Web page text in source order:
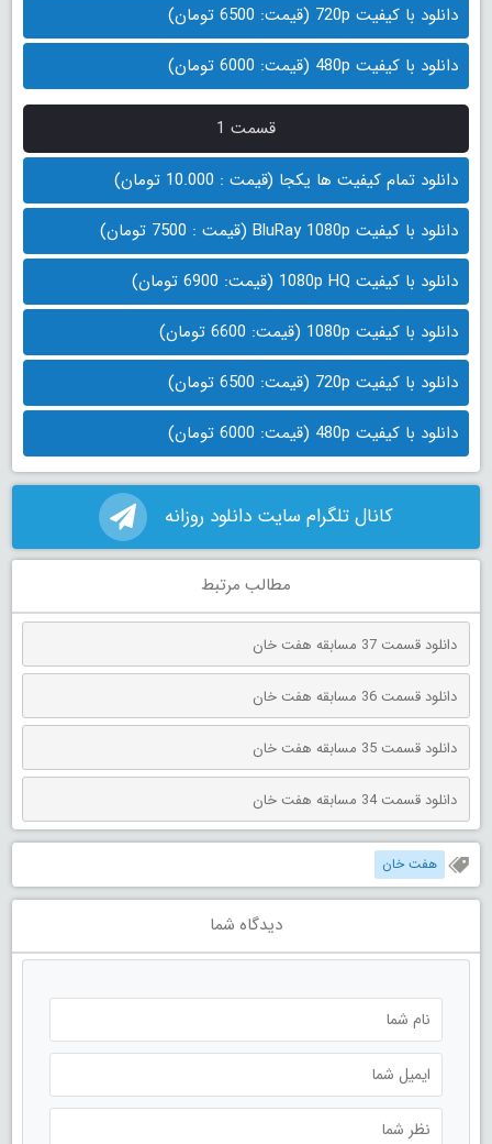
دانلود با کیفیت 720p (قیمت: 6500 تومان)
دانلود با کیفیت 480p (قیمت: 6000 تومان)
قسمت 1
دانلود تمام کیفیت ها یکجا (قیمت : 10.000 تومان)
دانلود با کیفیت BluRay 1080p (قیمت : 7500 تومان)
دانلود با کیفیت 1080p HQ (قیمت: 6900 تومان)
دانلود با کیفیت 1080p (قیمت: 6600 تومان)
دانلود با کیفیت 720p (قیمت: 6500 تومان)
دانلود با کیفیت 480p (قیمت: 6000 تومان)
کانال تلگرام سایت دانلود روزانه
مطالب مرتبط
دانلود قسمت 37 مسابقه هفت خان
دانلود قسمت 36 مسابقه هفت خان
دانلود قسمت 35 مسابقه هفت خان
دانلود قسمت 34 مسابقه هفت خان
هفت خان
دیدگاه شما